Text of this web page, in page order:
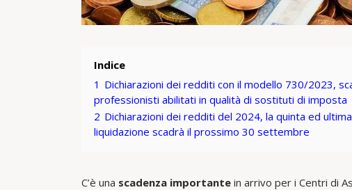
Indice
1 Dichiarazioni dei redditi con il modello 730/2023,
professionisti abilitati in qualità di sostituti di imposta
2 Dichiarazioni dei redditi del 2024, la quinta ed
liquidazione scadrà il prossimo 30 settembre
C’è una scadenza importante in arrivo per i Centri di